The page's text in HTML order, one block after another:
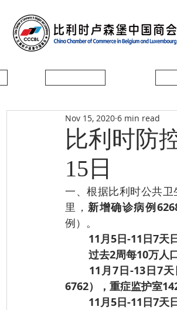
比利时防
15日
Nov 15, 2020 6 min read
一、根据比利时公共
里，新增确诊病例
例）。
11月5日-11日7天
过去2周每10万人
11月7日-13日7
6762），重症监护室
11月5日-11日7天